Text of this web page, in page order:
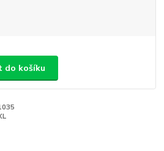
do košíku